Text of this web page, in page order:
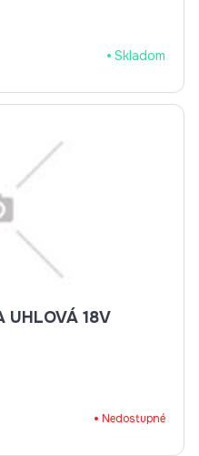
Skladom
UHLOVÁ 18V
Nedostupné